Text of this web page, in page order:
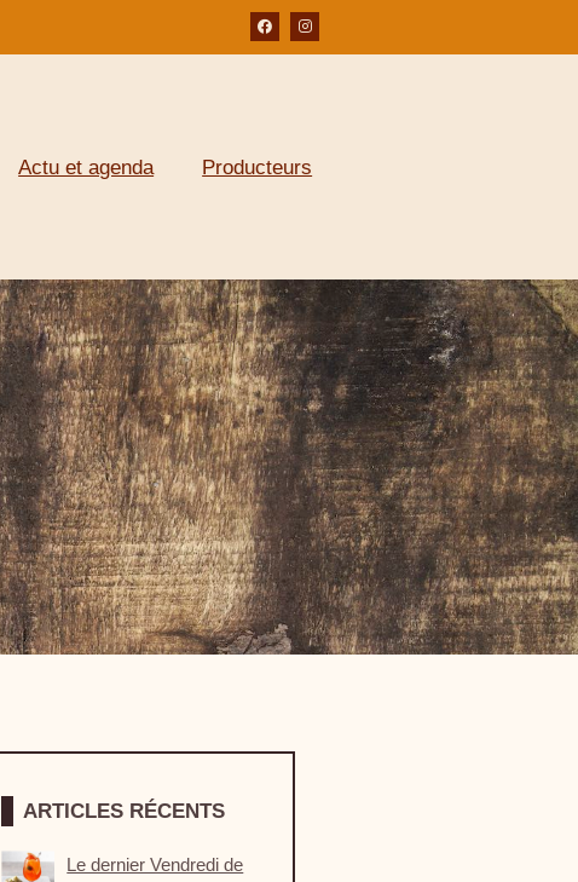
Actu et agenda Producteurs
ARTICLES RÉCENTS
Le dernier Vendredi de